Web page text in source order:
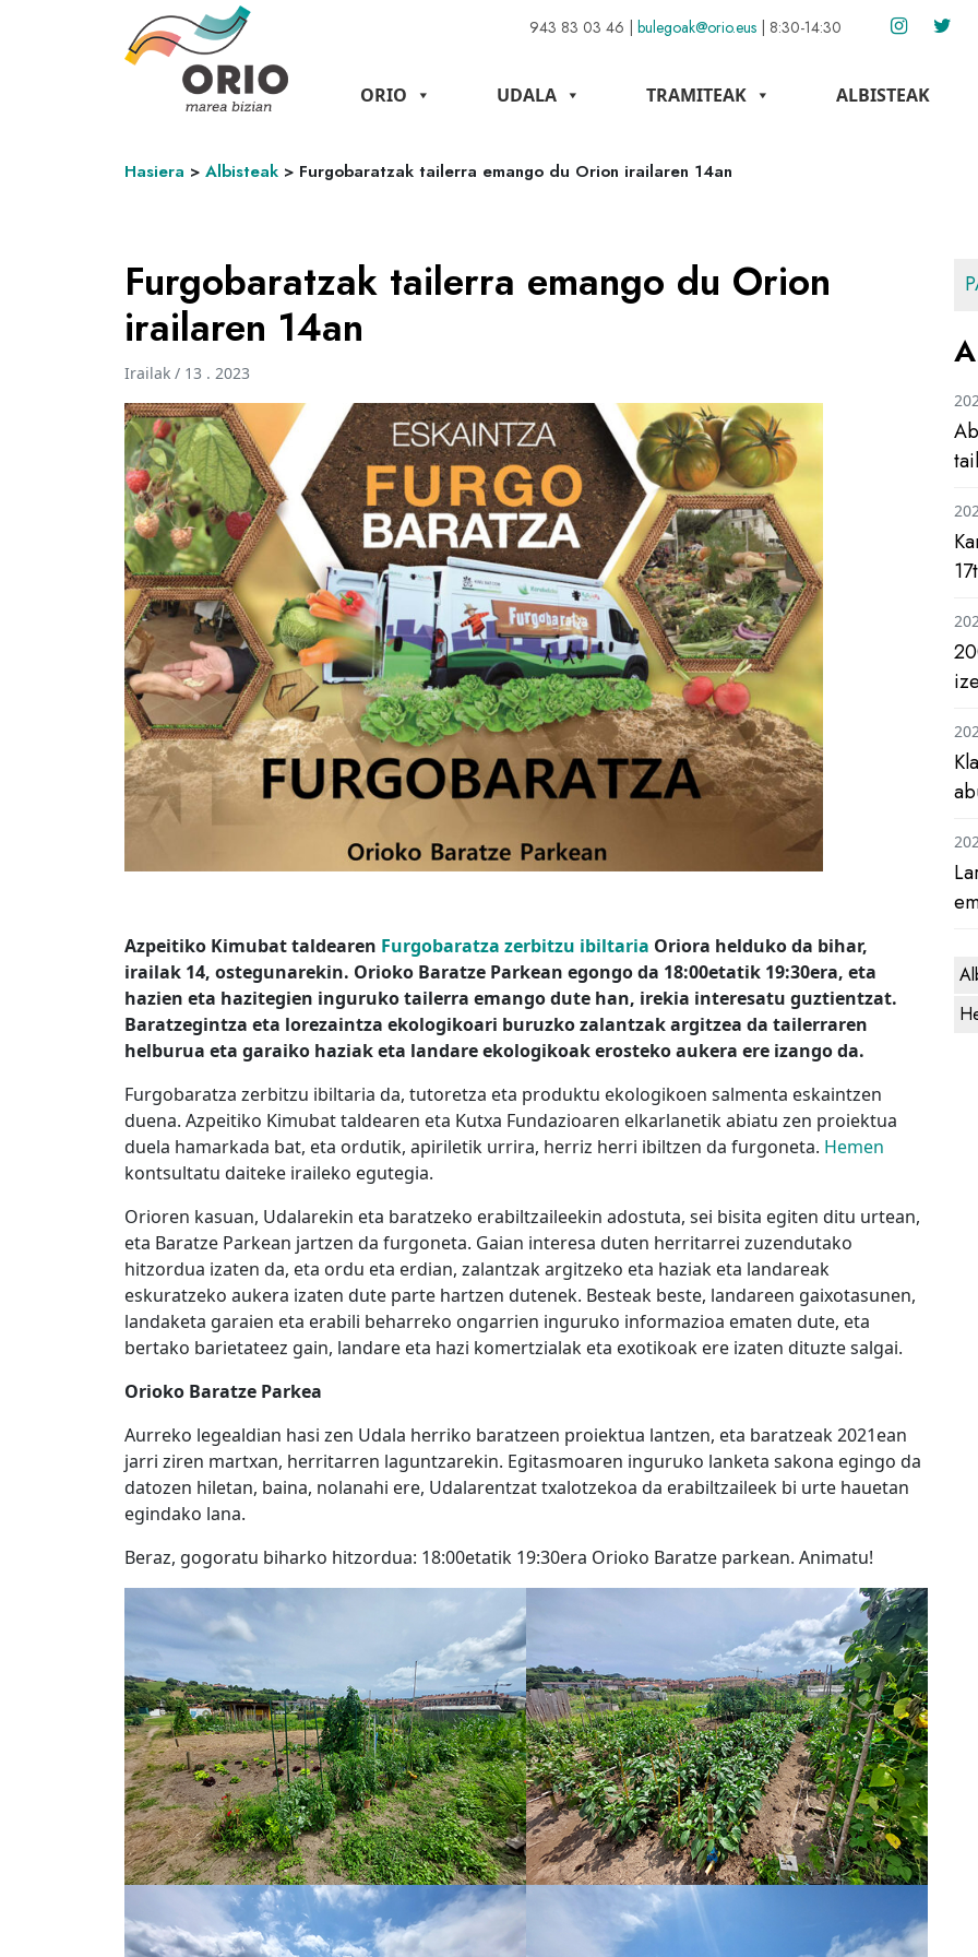
943 83 03 46 | bulegoak@orio.eus | 8:30-14:30
ORIO UDALA TRAMITEAK ALBISTEAK
Hasiera > Albisteak > Furgobaratzak tailerra emango du Orion irailaren 14an
Furgobaratzak tailerra emango du Orion
irailaren 14an
Irailak / 13 . 2023
Azpeitiko Kimubat taldearen Furgobaratza zerbitzu ibiltaria Oriora helduko da bihar,
irailak 14, ostegunarekin. Orioko Baratze Parkean egongo da 18:00etatik 19:30era, eta
hazien eta hazitegien inguruko tailerra emango dute han, irekia interesatu guztientzat.
Baratzegintza eta lorezaintza ekologikoari buruzko zalantzak argitzea da tailerraren
helburua eta garaiko haziak eta landare ekologikoak erosteko aukera ere izango da.
Furgobaratza zerbitzu ibiltaria da, tutoretza eta produktu ekologikoen salmenta eskaintzen
duena. Azpeitiko Kimubat taldearen eta Kutxa Fundazioaren elkarlanetik abiatu zen proiektua
duela hamarkada bat, eta ordutik, apiriletik urrira, herriz herri ibiltzen da furgoneta. Hemen
kontsultatu daiteke iraileko egutegia.
Orioren kasuan, Udalarekin eta baratzeko erabiltzaileekin adostuta, sei bisita egiten ditu urtean,
eta Baratze Parkean jartzen da furgoneta. Gaian interesa duten herritarrei zuzendutako
hitzordua izaten da, eta ordu eta erdian, zalantzak argitzeko eta haziak eta landareak
eskuratzeko aukera izaten dute parte hartzen dutenek. Besteak beste, landareen gaixotasunen,
landaketa garaien eta erabili beharreko ongarrien inguruko informazioa ematen dute, eta
bertako barietateez gain, landare eta hazi komertzialak eta exotikoak ere izaten dituzte salgai.
Orioko Baratze Parkea
Aurreko legealdian hasi zen Udala herriko baratzeen proiektua lantzen, eta baratzeak 2021ean
jarri ziren martxan, herritarren laguntzarekin. Egitasmoaren inguruko lanketa sakona egingo da
datozen hiletan, baina, nolanahi ere, Udalarentzat txalotzekoa da erabiltzaileek bi urte hauetan
egindako lana.
Beraz, gogoratu biharko hitzordua: 18:00etatik 19:30era Orioko Baratze parkean. Animatu!